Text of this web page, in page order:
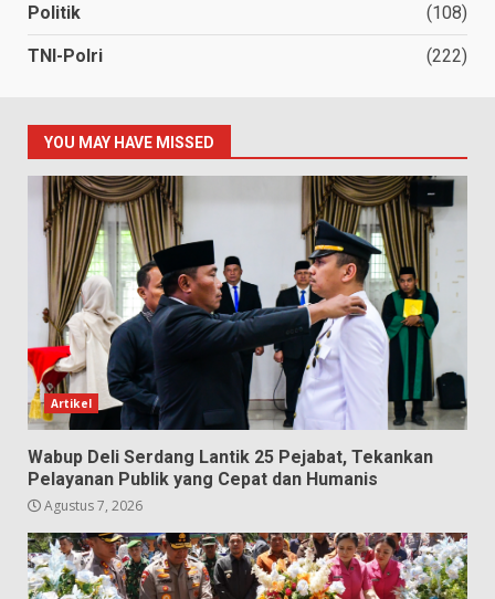
Politik (108)
TNI-Polri (222)
YOU MAY HAVE MISSED
Artikel
Wabup Deli Serdang Lantik 25 Pejabat, Tekankan
Pelayanan Publik yang Cepat dan Humanis
Agustus 7, 2026